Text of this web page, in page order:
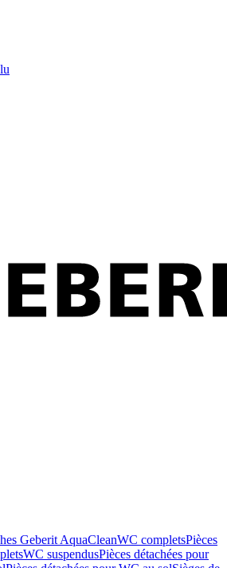
Geberit AquaCleanWC completsPièces
WC suspendusPièces détachées pour